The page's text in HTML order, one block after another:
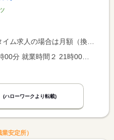
）、パート求人の場合は時間額を表示しています。
就業時間１ 17時00分〜21時00分 就業時間２ 21時00分〜0時00分 就業時間に関する特記事項 ＊休憩時間は就業時間に応じて法定どおり付与します。 <BR> ＊勤務時間、勤務日はご相談ください。 <BR> ＊２２時以降は１８歳以上の方のみとなります。
(ハローワークより転載)
安定所）